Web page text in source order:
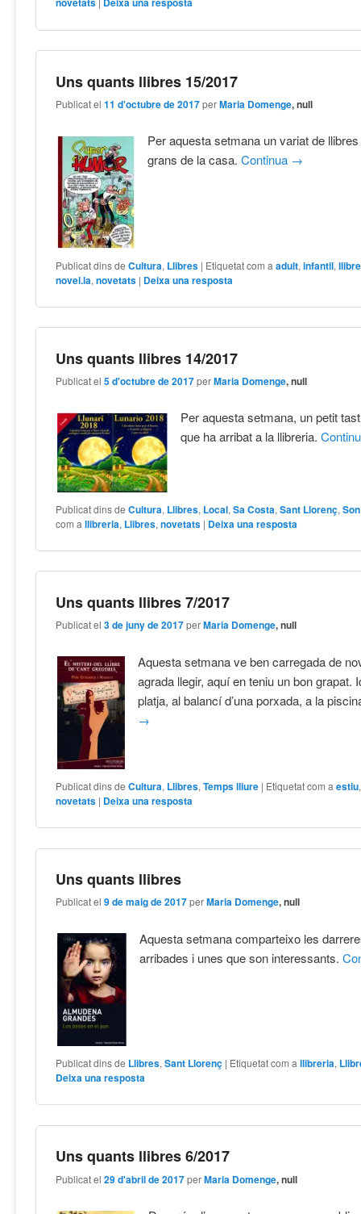
Uns quants llibres 15/2017
Publicat el11 d'octubre de 2017 perMaria Domenge, null
Per aquesta setmana un variat de
grans de la casa.Continua →
Publicat dins de Cultura, Llibres | Etiquetat com a adult,infantil,
novel.la,novetats | Deixa una resposta
Uns quants llibres 14/2017
Publicat el5 d'octubre de 2017 perMaria Domenge, null
Per aquesta setmana, un petit
que ha arribat a la llibreria.
Publicat dins de Cultura, Llibres, Local,Sa Costa,Sant Llorenç,
com a llibreria, Llibres,novetats | Deixa una resposta
Uns quants llibres 7/2017
Publicat el3 de juny de 2017 perMaria Domenge, null
Aquesta setmana ve ben carregada de
agrada llegir, aquí en teniu un bon grapat.
platja, al balancí d’una porxada, a la
→
Publicat dins de Cultura, Llibres,Temps lliure | Etiquetat com a estiu
novetats | Deixa una resposta
Uns quants llibres
Publicat el9 de maig de 2017 perMaria Domenge, null
Aquesta setmana comparteixo les
arribades i unes que son interessants.
Publicat dins de Llibres,Sant Llorenç | Etiquetat com a llibreria,
Deixa una resposta
Uns quants llibres 6/2017
Publicat el29 d'abril de 2017 perMaria Domenge, null